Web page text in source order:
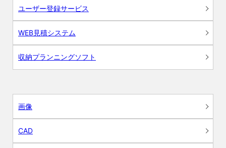
ユーザー登録サービス
WEB見積システム
収納プランニングソフト
画像
CAD